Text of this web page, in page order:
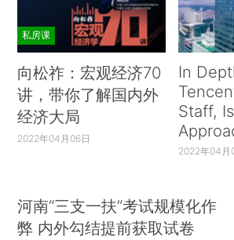
私房课
向松祚：宏观经济70
讲，带你了解国内外
经济大局
2022年04月06日
In
Staff,
2022年04月
河南“三支一扶”考试规模化作
弊 内外勾结提前获取试卷